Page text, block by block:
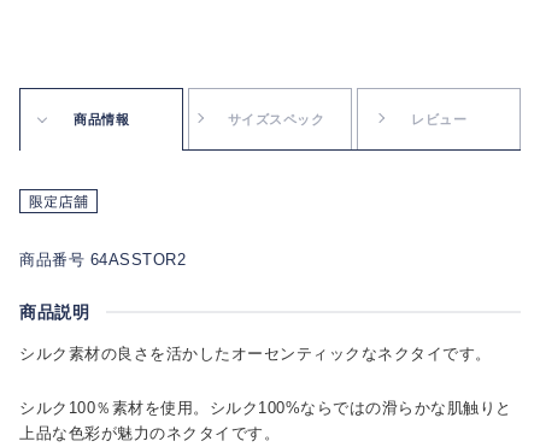
商品情報 サイズスペック レビュー
商品番号 64ASSTOR2
商品説明
シルク素材の良さを活かしたオーセンティックなネクタイです。
シルク100％素材を使用。シルク100%ならではの滑らかな肌触りと
上品な色彩が魅力のネクタイです。